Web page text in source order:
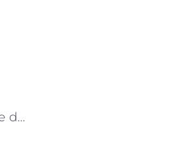
Les challenges de la gouvernance des données pour les analystes business à Paris